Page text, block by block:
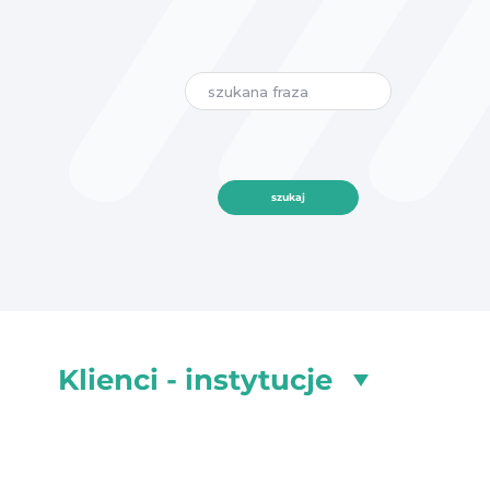
szukaj
Klienci - instytucje